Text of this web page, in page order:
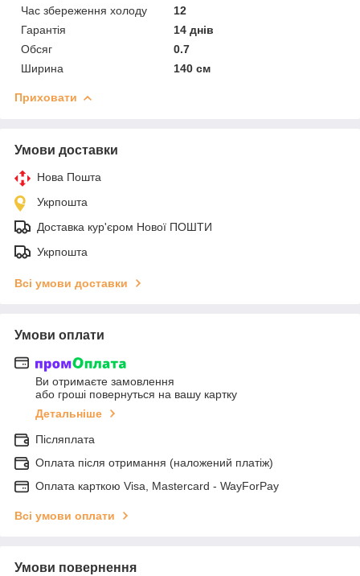
Час збереження холоду
12
Гарантія
14 днів
Обсяг
0.7
Ширина
140 см
Приховати
Умови доставки
Нова Пошта
Укрпошта
Доставка кур'єром Нової ПОШТИ
Укрпошта
Всі умови доставки
Умови оплати
Ви отримаєте замовлення
або гроші повернуться на вашу картку
Детальніше
Післяплата
Оплата після отримання (наложений платіж)
Оплата карткою Visa, Mastercard - WayForPay
Всі умови оплати
Умови повернення